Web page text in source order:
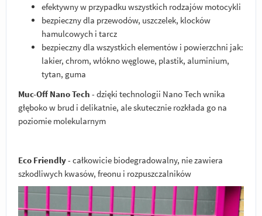
efektywny w przypadku wszystkich rodzajów motocykli
bezpieczny dla przewodów, uszczelek, klocków
hamulcowych i tarcz
bezpieczny dla wszystkich elementów i powierzchni jak:
lakier, chrom, włókno węglowe, plastik, aluminium,
tytan, guma
Muc-Off Nano Tech - dzięki technologii Nano Tech wnika
głęboko w brud i delikatnie, ale skutecznie rozkłada go na
poziomie molekularnym
Eco Friendly- całkowicie biodegradowalny, nie zawiera
szkodliwych kwasów, freonu i rozpuszczalników